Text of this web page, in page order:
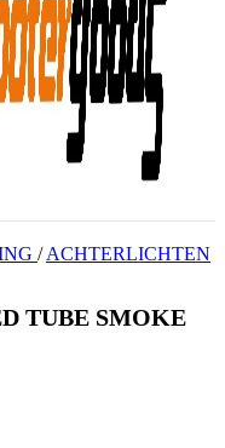
/ ACHTERLICHTEN
TUBE SMOKE